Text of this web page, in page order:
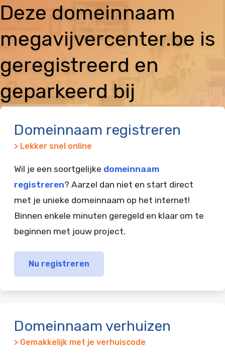
Deze domeinnaam
megavijvercenter.be is
geregistreerd en
geparkeerd bij
Domeinnaam registreren
> Lekker snel online
Wil je een soortgelijke domeinnaam
registreren? Aarzel dan niet en start direct
met je unieke domeinnaam op het internet!
Binnen enkele minuten geregeld en klaar om te
beginnen met jouw project.
Nu registreren
Domeinnaam verhuizen
> Gemakkelijk met je verhuiscode